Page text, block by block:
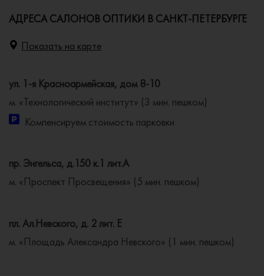
АДРЕСА САЛОНОВ ОПТИКИ В САНКТ-ПЕТЕРБУРГЕ
Показать на карте
ул. 1-я Красноармейская, дом 8-10
м. «Технологический институт» (3 мин. пешком)
Компенсируем стоимость парковки
пр. Энгельса, д.150 к.1 лит.А
м. «Проспект Просвещения» (5 мин. пешком)
пл. Ал.Невского, д. 2 лит. Е
м. «Площадь Александра Невского» (1 мин. пешком)